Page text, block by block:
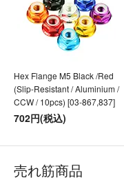
Hex Flange M5 Black /Red
(Slip-Resistant / Aluminium /
CCW / 10pcs) [03-867,837]
702円(税込)
売れ筋商品